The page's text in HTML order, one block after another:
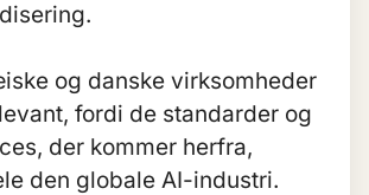
og danske virksomheder
fordi de standarder og
der kommer herfra,
den globale AI-industri.